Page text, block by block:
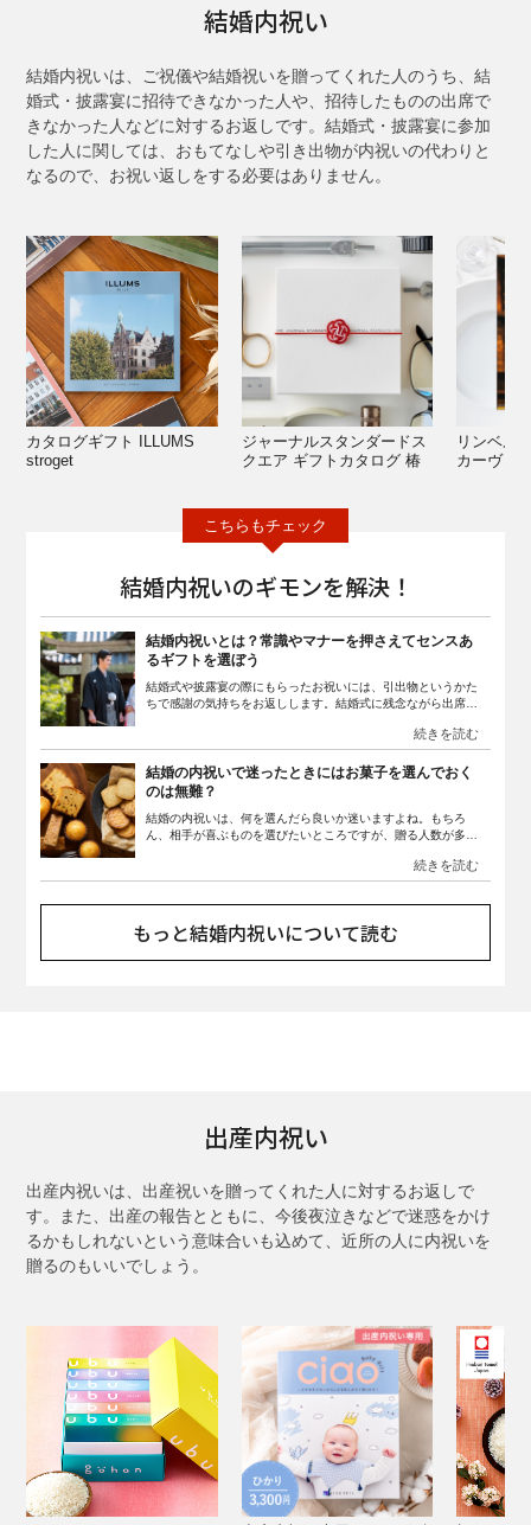
結婚内祝い
結婚内祝いは、ご祝儀や結婚祝いを贈ってくれた人のうち、結
婚式・披露宴に招待できなかった人や、招待したものの出席で
きなかった人などに対するお返しです。結婚式・披露宴に参加
した人に関しては、おもてなしや引き出物が内祝いの代わりと
なるので、お祝い返しをする必要はありません。
カタログギフト ILLUMS
stroget
ジャーナルスタンダードス
クエア ギフトカタログ 椿
リンベル
カーヴ
結婚内祝いのギモンを解決！
結婚内祝いとは？常識やマナーを押さえてセンスあ
るギフトを選ぼう
結婚式や披露宴の際にもらったお祝いには、引出物というかた
ちで感謝の気持ちをお返しします。結婚式に残念ながら出席出
らもらったお祝いに対しては、内祝いとしてありがとうの気持
ちを込めて、品物を贈ります。そんな結婚の内祝いですが、い
ざとなると何を贈ればいいか迷ってしまいますよね。 結婚とい
う大切な門出に、贈る相手にも喜ばれるものを贈るにはどのよ
うな品物が向いているのか知っておくと、探しやすくなるでし
ょう。 この記事では、結婚の内祝いを贈るためのマナーや、お
すすめ商品を紹介します。結婚をして最初の大仕事です。恥を
結婚の内祝いで迷ったときにはお菓子を選んでおく
のは無難？
結婚の内祝いは、何を選んだら良いか迷いますよね。もちろ
ん、相手が喜ぶものを選びたいところですが、贈る人数が多い
数の内祝いが必要なときは、無難なお菓子でまとめてしまうと
選びやすいです。そこで今回は、結婚の内祝いの選び方や、お
菓子を選ぶときの注意点などについて紹介します。
もっと結婚内祝いについて読む
出産内祝い
出産内祝いは、出産祝いを贈ってくれた人に対するお返しで
す。また、出産の報告とともに、今後夜泣きなどで迷惑をかけ
るかもしれないという意味合いも込めて、近所の人に内祝いを
贈るのもいいでしょう。